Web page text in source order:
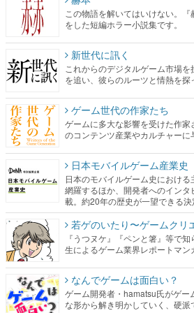
この物語を解いてはいけない。
をした短編ホラー小説集です。
新世代に訊く
これからのデジタルゲーム市場
を追い、彼らのルーツと情熱を探
ゲーム世代の作家たち
ゲームに多大な影響を受けた作
のコンテンツ産業やカルチャーに
日本モバイルゲーム産業史
日本のモバイルゲーム史におけ
網羅するほか、開発者へのイン
載。約20年の歴史が一望できる決
若ゲのいたり〜ゲームクリ
『うつヌケ』『ペンと箸』等で
生によるゲーム業界レポートマン
なんでゲームは面白い？
ゲーム開発者・hamatsu氏がゲー
な形から解き明かしていく、硬派